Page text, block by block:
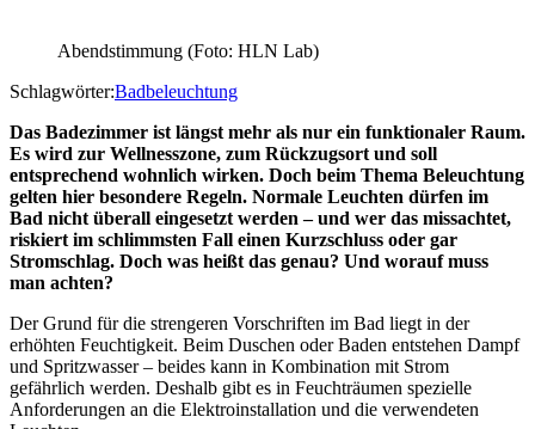
Abendstimmung (Foto: HLN Lab)
Schlagwörter:Badbeleuchtung
Das Badezimmer ist längst mehr als nur ein funktionaler Raum.
Es wird zur Wellnesszone, zum Rückzugsort und soll
entsprechend wohnlich wirken. Doch beim Thema Beleuchtung
gelten hier besondere Regeln. Normale Leuchten dürfen im
Bad nicht überall eingesetzt werden – und wer das missachtet,
riskiert im schlimmsten Fall einen Kurzschluss oder gar
Stromschlag. Doch was heißt das genau? Und worauf muss
man achten?
Der Grund für die strengeren Vorschriften im Bad liegt in der
erhöhten Feuchtigkeit. Beim Duschen oder Baden entstehen Dampf
und Spritzwasser – beides kann in Kombination mit Strom
gefährlich werden. Deshalb gibt es in Feuchträumen spezielle
Anforderungen an die Elektroinstallation und die verwendeten